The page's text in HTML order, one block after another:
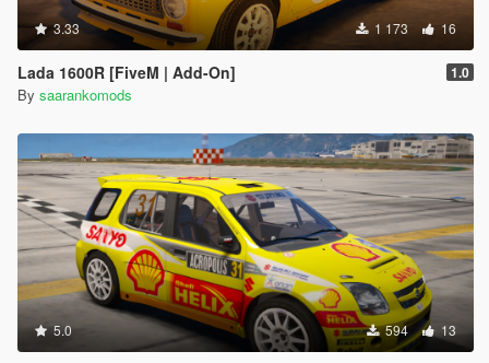
3.33 1 173 16
Lada 1600R [FiveM | Add-On] 1.0
By saarankomods
5.0 594 13